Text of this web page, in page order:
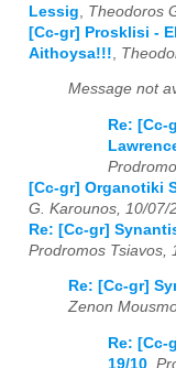
Lessig
Theodoros
[Cc-gr] Prosklisi -
Aithoysa!!!
Message not
Re: [Cc-
[Cc-gr] Organotiki
G. Karounos, 10/07/
Re: [Cc-gr]
Prodromos Tsiavos,
Re: [Cc-gr]
Zenon
Re: [Cc-
19/10